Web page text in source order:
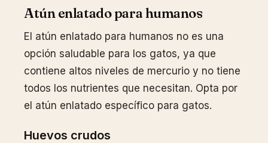
Atún enlatado para humanos
El atún enlatado para humanos no es una
opción saludable para los gatos, ya que
contiene altos niveles de mercurio y no tiene
todos los nutrientes que necesitan. Opta por
el atún enlatado específico para gatos.
Huevos crudos